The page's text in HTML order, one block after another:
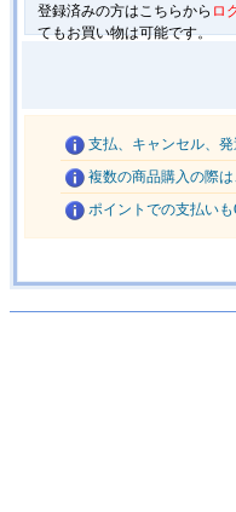
登録済みの方はこちらから ロ
てもお買い物は可能です。
支払、キャンセル、発
複数の商品購入の際
ポイントでの支払い